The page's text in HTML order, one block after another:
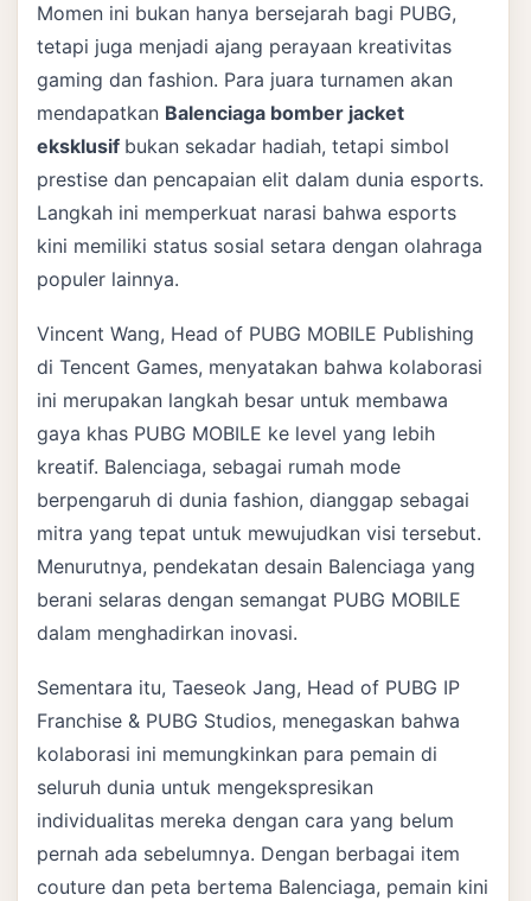
Momen ini bukan hanya bersejarah bagi PUBG,
tetapi juga menjadi ajang perayaan kreativitas
gaming dan fashion. Para juara turnamen akan
mendapatkan Balenciaga bomber jacket
eksklusif bukan sekadar hadiah, tetapi simbol
prestise dan pencapaian elit dalam dunia esports.
Langkah ini memperkuat narasi bahwa esports
kini memiliki status sosial setara dengan olahraga
populer lainnya.
Vincent Wang, Head of PUBG MOBILE Publishing
di Tencent Games, menyatakan bahwa kolaborasi
ini merupakan langkah besar untuk membawa
gaya khas PUBG MOBILE ke level yang lebih
kreatif. Balenciaga, sebagai rumah mode
berpengaruh di dunia fashion, dianggap sebagai
mitra yang tepat untuk mewujudkan visi tersebut.
Menurutnya, pendekatan desain Balenciaga yang
berani selaras dengan semangat PUBG MOBILE
dalam menghadirkan inovasi.
Sementara itu, Taeseok Jang, Head of PUBG IP
Franchise & PUBG Studios, menegaskan bahwa
kolaborasi ini memungkinkan para pemain di
seluruh dunia untuk mengekspresikan
individualitas mereka dengan cara yang belum
pernah ada sebelumnya. Dengan berbagai item
couture dan peta bertema Balenciaga, pemain kini